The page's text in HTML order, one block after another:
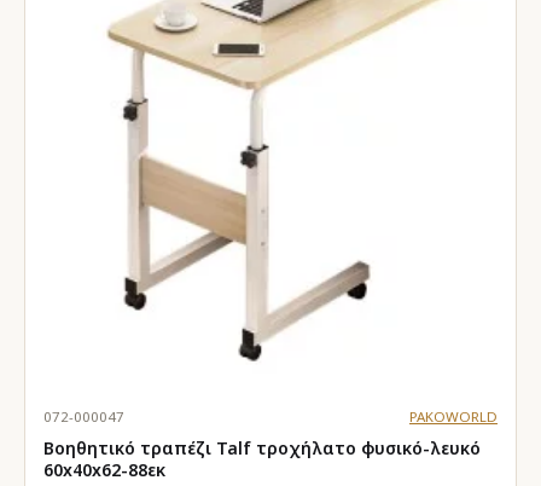
072-000047 PAKOWORLD
Βοηθητικό τραπέζι Talf τροχήλατο φυσικό-λευκό
60x40x62-88εκ